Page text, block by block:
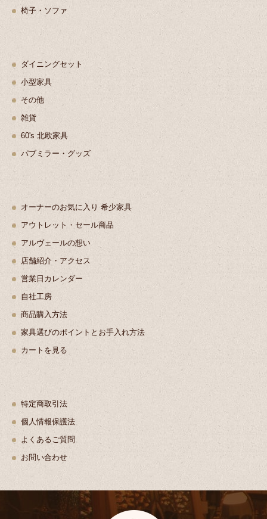
椅子・ソファ
ダイニングセット
小型家具
その他
雑貨
60's 北欧家具
パブミラー・グッズ
オーナーのお気に入り 希少家具
アウトレット・セール商品
アルヴェールの想い
店舗紹介・アクセス
営業日カレンダー
自社工房
商品購入方法
家具選びのポイントとお手入れ方法
カートを見る
特定商取引法
個人情報保護法
よくあるご質問
お問い合わせ